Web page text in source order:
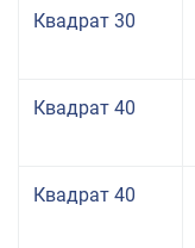
Квадрат 30
Квадрат 40
Квадрат 40